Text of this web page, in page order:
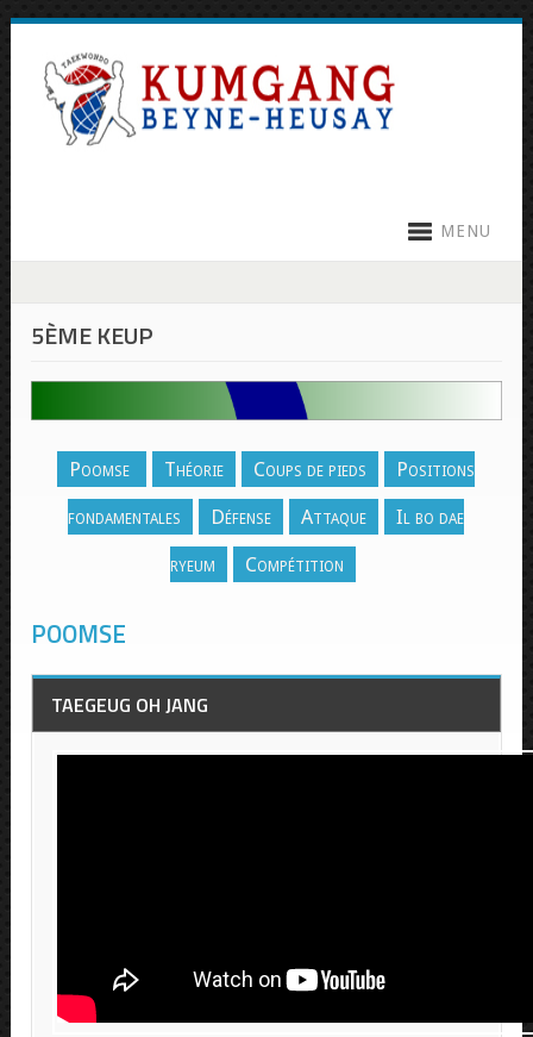
MENU
5ÈME KEUP
Poomse Théorie Coups de pieds
Positions
fondamentales
Défense Attaque
Il bo dae
ryeum
Compétition
POOMSE
TAEGEUG OH JANG